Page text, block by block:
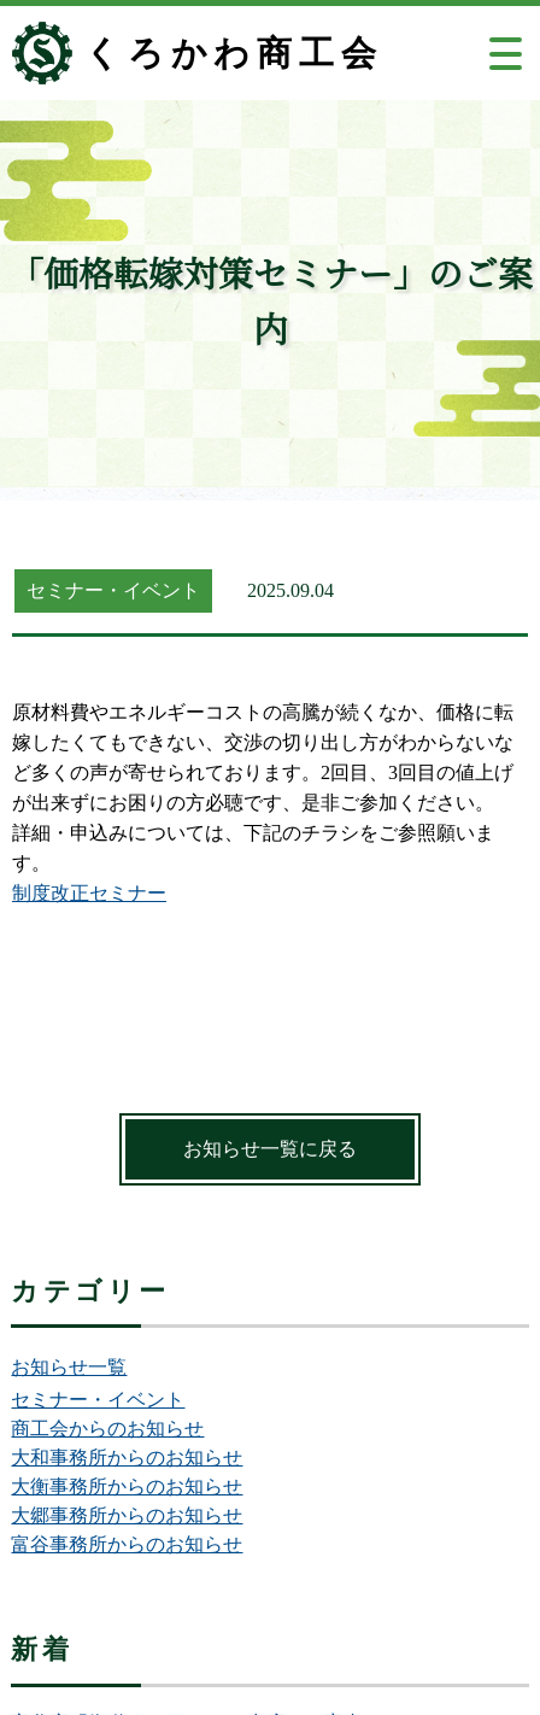
くろかわ商工会
「価格転嫁対策セミナー」のご案
内
セミナー・イベント 2025.09.04
原材料費やエネルギーコストの高騰が続くなか、価格に転
嫁したくてもできない、交渉の切り出し方がわからないな
ど多くの声が寄せられております。2回目、3回目の値上げ
が出来ずにお困りの方必聴です、是非ご参加ください。
詳細・申込みについては、下記のチラシをご参照願いま
す。
制度改正セミナー
お知らせ一覧に戻る
カテゴリー
お知らせ一覧
セミナー・イベント
商工会からのお知らせ
大和事務所からのお知らせ
大衡事務所からのお知らせ
大郷事務所からのお知らせ
富谷事務所からのお知らせ
新着